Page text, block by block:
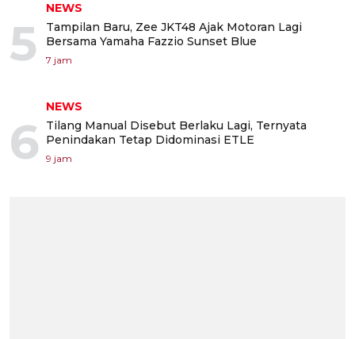
5
NEWS
Tampilan Baru, Zee JKT48 Ajak Motoran Lagi
Bersama Yamaha Fazzio Sunset Blue
7 jam
6
NEWS
Tilang Manual Disebut Berlaku Lagi, Ternyata
Penindakan Tetap Didominasi ETLE
9 jam